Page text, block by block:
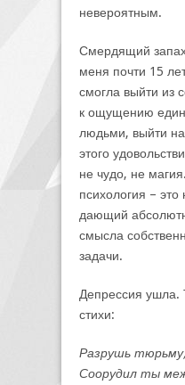
невероятным.
Смердящий
меня почти 15
смогла выйти из
к ощущению
людьми, выйти
этого
не чудо, не
психология –
дающий
смысла
задачи.
Депрессия ушла.
стихи:
Разрушь
Соорудил ты